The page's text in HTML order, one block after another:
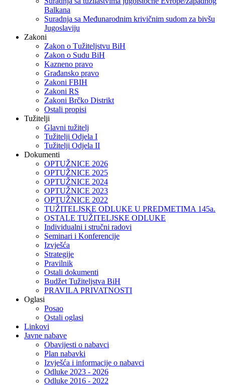
Balkana
Suradnja sa Međunarodnim krivičnim sudom za bivšu
Jugoslaviju
Zakoni
Zakon o Тužiteljstvu BiH
Zakon o Sudu BiH
Kazneno pravo
Građansko pravo
Zakoni FBIH
Zakoni RS
Zakoni Brčko Distrikt
Ostali propisi
Tužitelji
Glavni tužitelj
Tužitelji Odjela I
Tužitelji Odjela II
Dokumenti
OPTUŽNICE 2026
OPTUŽNICE 2025
OPTUŽNICE 2024
OPTUŽNICE 2023
OPTUŽNICE 2022
TUŽITELJSKE ODLUKE U PREDMETIMA 145a.
OSTALE TUŽITELJSKE ODLUKE
Individualni i stručni radovi
Seminari i Konferencije
Izvješća
Strategije
Pravilnik
Ostali dokumenti
Budžet Tužiteljstva BiH
PRAVILA PRIVATNOSTI
Oglasi
Posao
Ostali oglasi
Linkovi
Javne nabave
Obavijesti o nabavci
Plan nabavki
Izvješća i informacije o nabavci
Odluke 2023 - 2026
Odluke 2016 - 2022